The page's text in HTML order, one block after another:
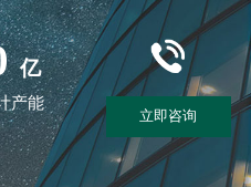
亿
产能
立即咨询